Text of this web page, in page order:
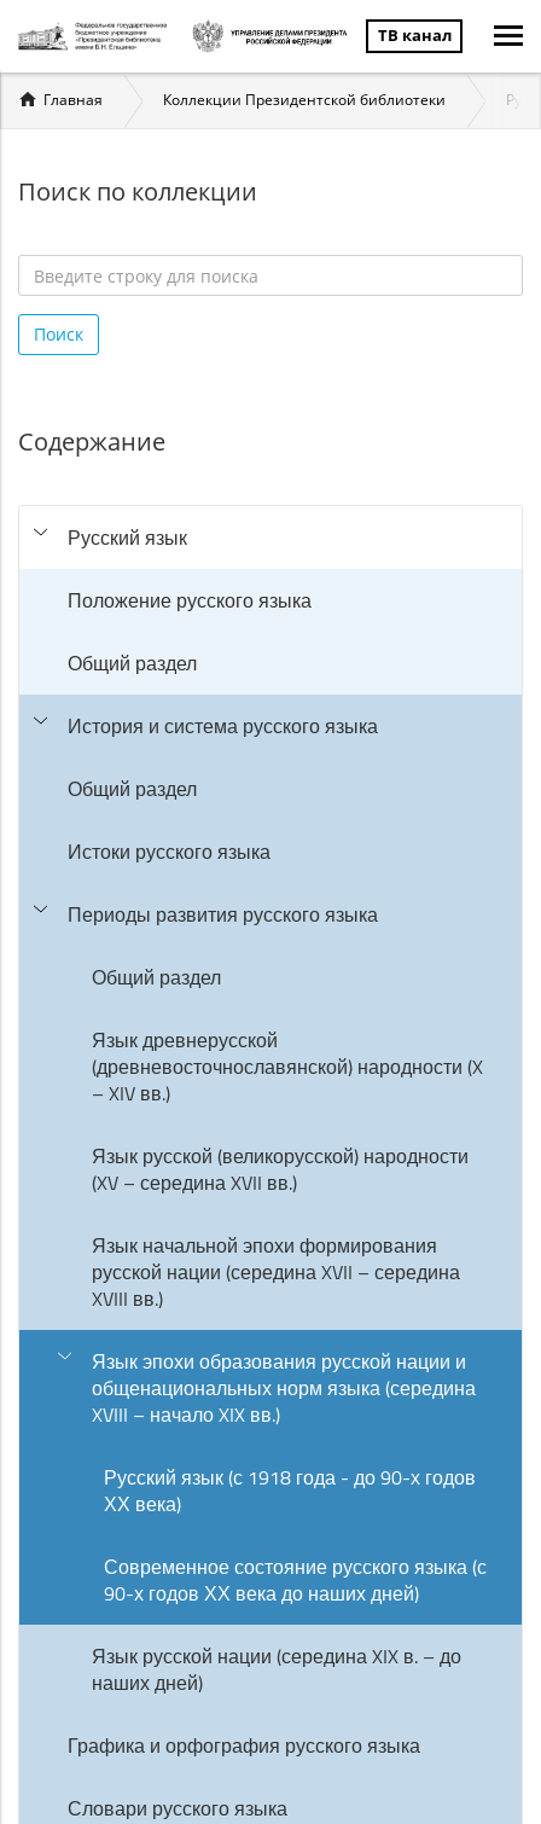
ТВ канал
Вы
здесь
Главная Коллекции Президентской библиотеки
Поиск по коллекции
строку
для
Поиск
Содержание
Русский язык
Положение русского языка
Общий раздел
История и система русского языка
Общий раздел
Истоки русского языка
Периоды развития русского языка
Общий раздел
Язык древнерусской
(древневосточнославянской) народности (X
– XIV вв.)
Язык русской (великорусской) народности
(XV – середина XVII вв.)
Язык начальной эпохи формирования
русской нации (середина XVII – середина
XVIII вв.)
Язык эпохи образования русской нации и
общенациональных норм языка (середина
XVIII – начало XIX вв.)
Русский язык (с 1918 года - до 90-х годов
ХХ века)
Современное состояние русского языка (с
90-х годов ХХ века до наших дней)
Язык русской нации (середина XIX в. – до
наших дней)
Графика и орфография русского языка
Словари русского языка